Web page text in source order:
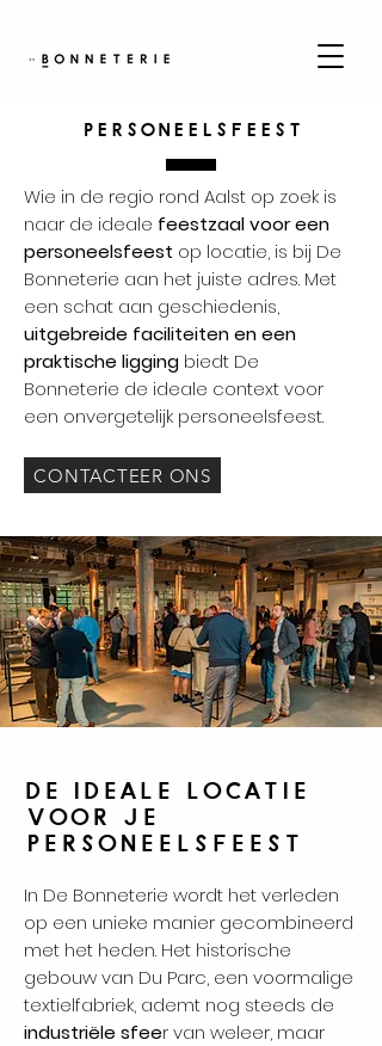
Personeelsfeest
Wie in de regio rond Aalst op zoek is
naar de ideale feestzaal voor een
personeelsfeest op locatie, is bij De
Bonneterie aan het juiste adres. Met
een schat aan geschiedenis,
uitgebreide faciliteiten en een
praktische ligging biedt De
Bonneterie de ideale context voor
een onvergetelijk personeelsfeest.
CONTACTEER ONS
De ideale locatie
voor je
personeelsfeest
In De Bonneterie wordt het verleden
op een unieke manier gecombineerd
met het heden. Het historische
gebouw van Du Parc, een voormalige
textielfabriek, ademt nog steeds de
industriële sfeer van weleer, maar